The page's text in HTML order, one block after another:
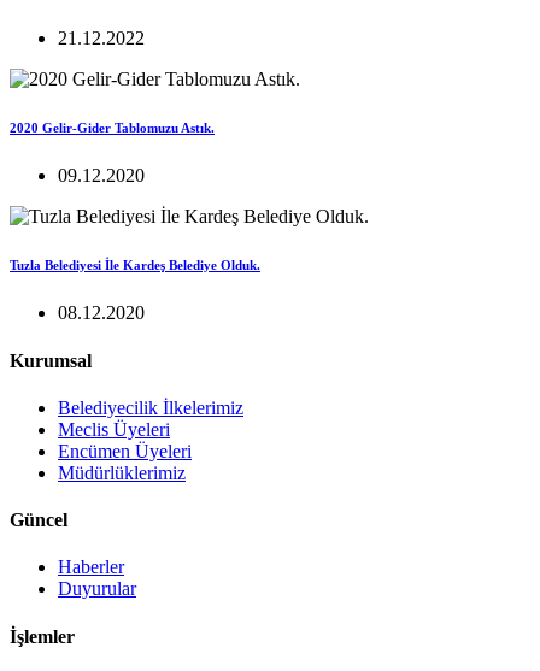
21.12.2022
2020 Gelir-Gider Tablomuzu Astık.
09.12.2020
Tuzla Belediyesi İle Kardeş Belediye Olduk.
08.12.2020
Kurumsal
Belediyecilik İlkelerimiz
Meclis Üyeleri
Encümen Üyeleri
Müdürlüklerimiz
Güncel
Haberler
Duyurular
İşlemler